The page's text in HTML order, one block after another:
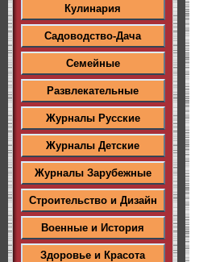
Кулинария
Садоводство-Дача
Семейные
Развлекательные
Журналы Русские
Журналы Детские
Журналы Зарубежные
Строительство и Дизайн
Военные и История
Здоровье и Красота